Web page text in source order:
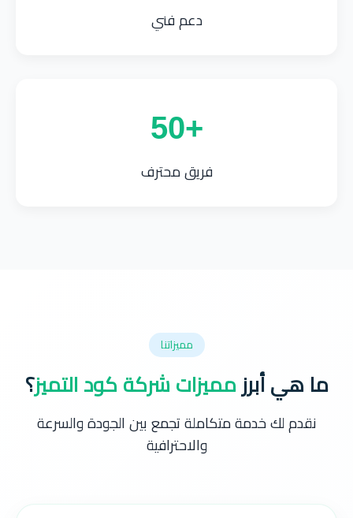
دعم فني
+50
فريق محترف
مميزاتنا
ما هي أبرزمميزات شركة كود التميز؟
نقدم لك خدمة متكاملة تجمع بين الجودة والسرعة
والاحترافية